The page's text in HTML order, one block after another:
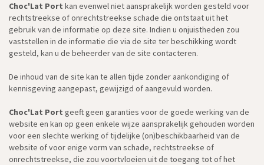
Choc'Lat Port kan evenwel niet aansprakelijk worden gesteld voor
rechtstreekse of onrechtstreekse schade die ontstaat uit het
gebruik van de informatie op deze site. Indien u onjuistheden zou
vaststellen in de informatie die via de site ter beschikking wordt
gesteld, kan u de beheerder van de site contacteren.
De inhoud van de site kan te allen tijde zonder aankondiging of
kennisgeving aangepast, gewijzigd of aangevuld worden.
Choc'Lat Port geeft geen garanties voor de goede werking van de
website en kan op geen enkele wijze aansprakelijk gehouden worden
voor een slechte werking of tijdelijke (on)beschikbaarheid van de
website of voor enige vorm van schade, rechtstreekse of
onrechtstreekse, die zou voortvloeien uit de toegang tot of het